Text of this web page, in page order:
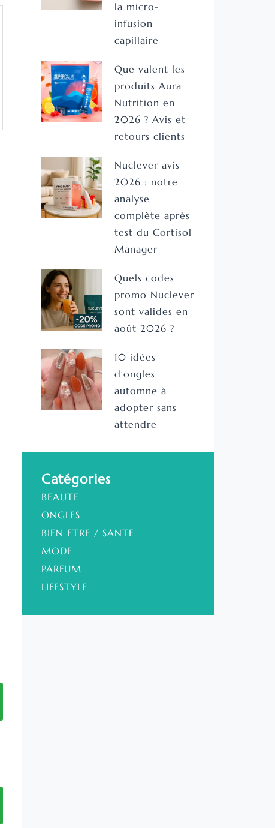
la micro-
infusion
capillaire
Que valent les
produits Aura
Nutrition en
2026 ? Avis et
retours clients
Nuclever avis
2026 : notre
analyse
complète après
test du Cortisol
Manager
Quels codes
promo Nuclever
sont valides en
août 2026 ?
10 idées
d’ongles
automne à
adopter sans
attendre
Catégories
BEAUTE
ONGLES
BIEN ETRE / SANTE
MODE
PARFUM
LIFESTYLE